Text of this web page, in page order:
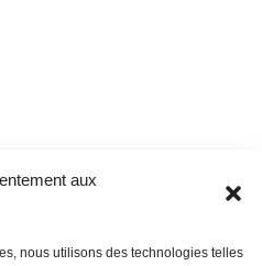
aux
nous utilisons des technologies telles